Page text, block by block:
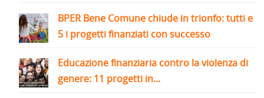
BPER Bene Comune chiude in trionfo: tutti e
5 i progetti finanziati con successo
Educazione finanziaria contro la violenza di
genere: 11 progetti in...